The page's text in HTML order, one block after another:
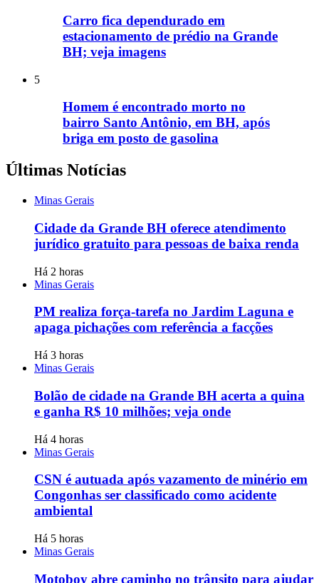
Carro fica dependurado em
estacionamento de prédio na Grande
BH; veja imagens
5
Homem é encontrado morto no
bairro Santo Antônio, em BH, após
briga em posto de gasolina
Últimas Notícias
Minas Gerais
Cidade da Grande BH oferece atendimento
jurídico gratuito para pessoas de baixa renda
Há 2 horas
Minas Gerais
PM realiza força-tarefa no Jardim Laguna e
apaga pichações com referência a facções
Há 3 horas
Minas Gerais
Bolão de cidade na Grande BH acerta a quina
e ganha R$ 10 milhões; veja onde
Há 4 horas
Minas Gerais
CSN é autuada após vazamento de minério em
Congonhas ser classificado como acidente
ambiental
Há 5 horas
Minas Gerais
Motoboy abre caminho no trânsito para ajudar